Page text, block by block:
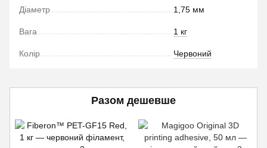
Діаметр 1,75 мм
Вага 1 кг
Колір Червоний
Разом дешевше